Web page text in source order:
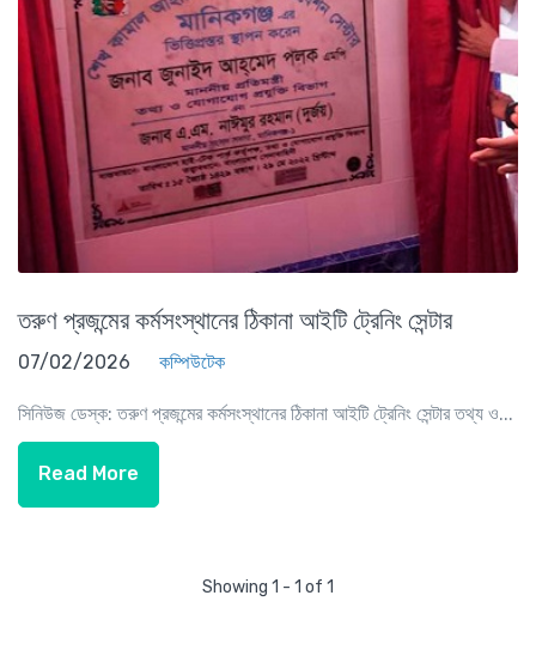
তরুণ প্রজন্মের কর্মসংস্থানের ঠিকানা আইটি ট্রেনিং সেন্টার
07/02/2026 কম্পিউটেক
সিনিউজ ডেস্ক: তরুণ প্রজন্মের কর্মসংস্থানের ঠিকানা আইটি ট্রেনিং সেন্টার তথ্য ও...
Read More
Showing 1 - 1 of 1